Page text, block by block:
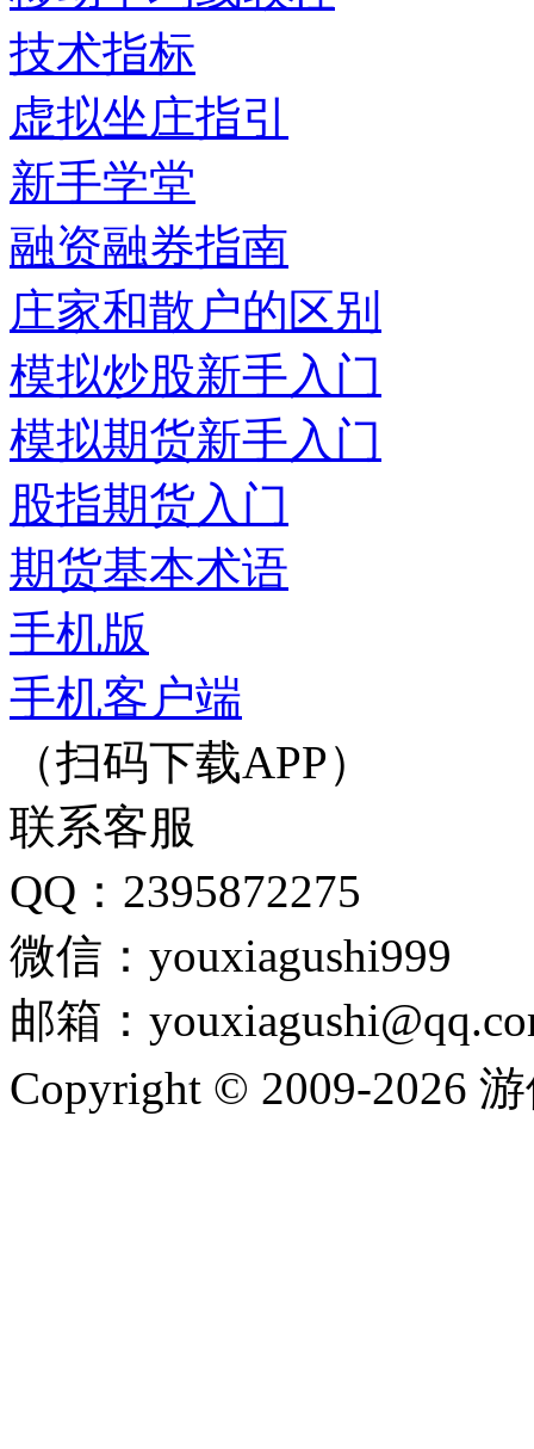
技术指标
虚拟坐庄指引
新手学堂
融资融券指南
庄家和散户的区别
模拟炒股新手入门
模拟期货新手入门
股指期货入门
期货基本术语
手机版
手机客户端
（扫码下载APP）
联系客服
QQ：2395872275
微信：youxiagushi999
邮箱：
Copyright © 2009-2026